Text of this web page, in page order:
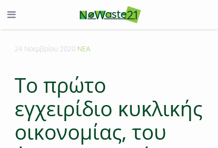
24 Νοεμβρίου 2020 ΝΕΑ
To πρώτο
εγχειρίδιο κυκλικής
οικονομίας, του